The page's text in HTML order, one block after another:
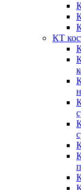
КТ